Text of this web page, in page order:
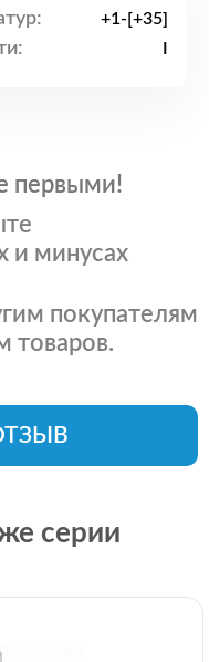
+1-[+35]
первыми!
и минусах
покупателям
товаров.
серии